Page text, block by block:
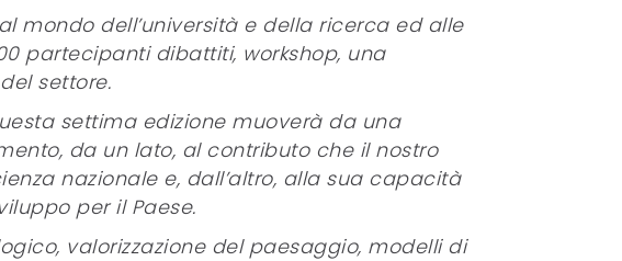
mondo dell’università e della ricerca ed alle
partecipanti dibattiti, workshop, una
settore.
settima edizione muoverà da una
da un lato, al contributo che il nostro
nazionale e, dall’altro, alla sua capacità
per il Paese.
valorizzazione del paesaggio, modelli di